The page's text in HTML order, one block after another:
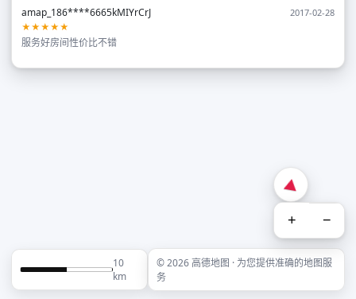
amap_186****6665kMIYrCrJ
2017-02-28
★★★★★
服务好房间性价比不错
+ −
10
km
© 2026 高德地图 · 为您提供准确的地图服
务